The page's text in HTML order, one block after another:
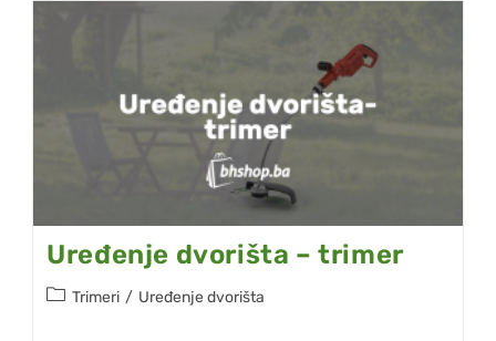
Uređenje dvorišta – trimer
Trimeri / Uređenje dvorišta